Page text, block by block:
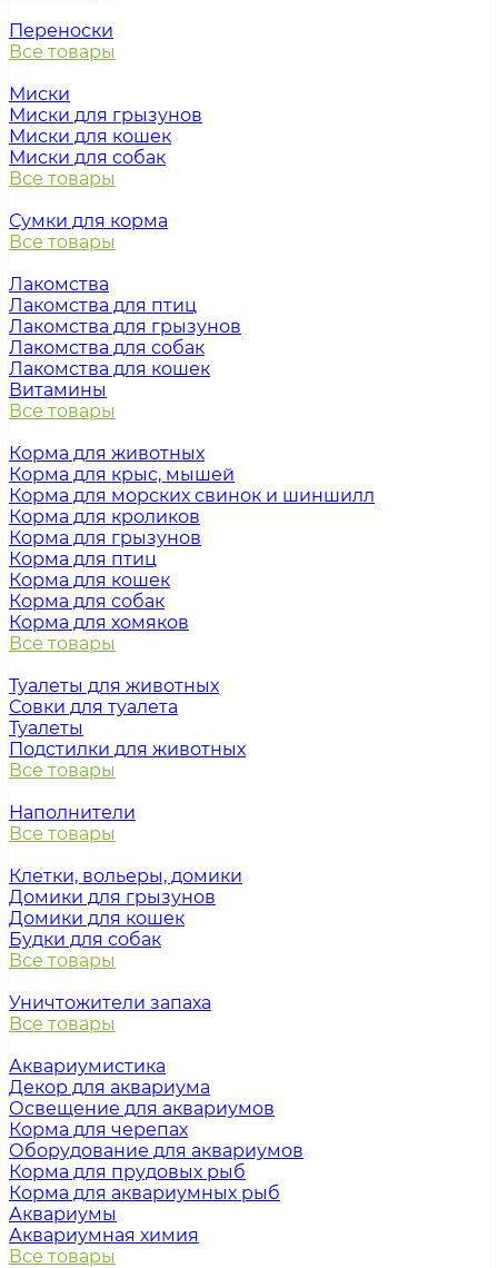
Переноски
Все товары
Миски
Миски для грызунов
Миски для кошек
Миски для собак
Все товары
Сумки для корма
Все товары
Лакомства
Лакомства для птиц
Лакомства для грызунов
Лакомства для собак
Лакомства для кошек
Витамины
Все товары
Корма для животных
Корма для крыс, мышей
Корма для морских свинок и шиншилл
Корма для кроликов
Корма для грызунов
Корма для птиц
Корма для кошек
Корма для собак
Корма для хомяков
Все товары
Туалеты для животных
Совки для туалета
Туалеты
Подстилки для животных
Все товары
Наполнители
Все товары
Клетки, вольеры, домики
Домики для грызунов
Домики для кошек
Будки для собак
Все товары
Уничтожители запаха
Все товары
Аквариумистика
Декор для аквариума
Освещение для аквариумов
Корма для черепах
Оборудование для аквариумов
Корма для прудовых рыб
Корма для аквариумных рыб
Аквариумы
Аквариумная химия
Все товары